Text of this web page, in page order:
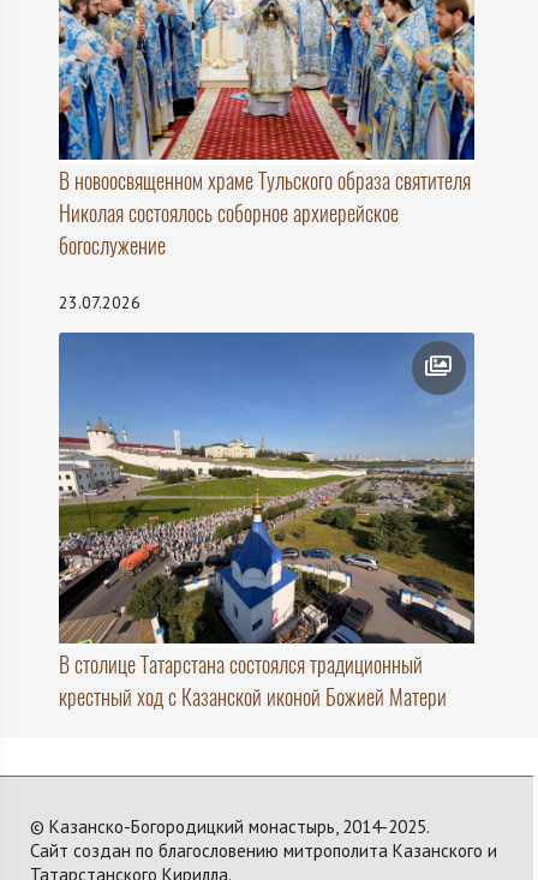
В новоосвященном храме Тульского образа святителя
Николая состоялось соборное архиерейское
богослужение
23.07.2026
В столице Татарстана состоялся традиционный
крестный ход с Казанской иконой Божией Матери
© Казанско-Богородицкий монастырь, 2014-2025.
Сайт создан по благословению митрополита Казанского и
Татарстанского Кирилла.